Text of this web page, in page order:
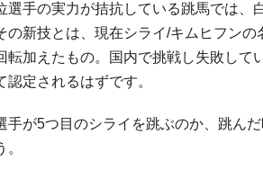
選手の実力が拮抗している跳馬では、
の新技とは、現在シライ/キムヒフンの
転加えたもの。国内で挑戦し失敗して
認定されるはずです。
手が5つ目のシライを跳ぶのか、跳ん